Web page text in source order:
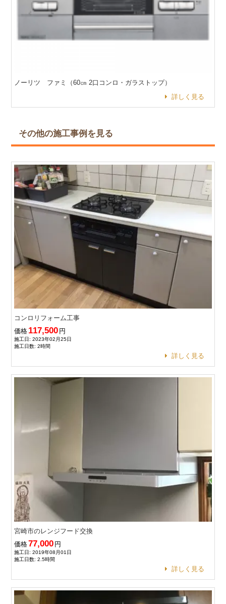
ノーリツ ファミ（60㎝ 2口コンロ・ガラストップ）
詳しく見る
その他の施工事例を見る
コンロリフォーム工事
価格 117,500 円
施工日: 2023年02月25日
施工日数: 2時間
詳しく見る
宮崎市のレンジフード交換
価格77,000 円
施工日: 2019年08月01日
施工日数: 2.5時間
詳しく見る